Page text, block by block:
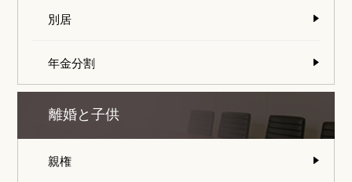
別居
年金分割
離婚と子供
親権